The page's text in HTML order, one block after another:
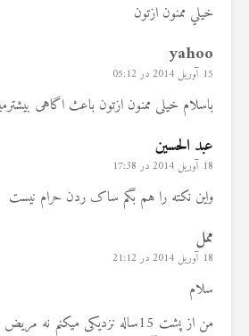
خيلي ممنون ازتون
yahoo
15 آوریل 2014 در 05:12
باسلام خیلی ممنون ازتون باعث اگاهی
عبد الحسین
18 آوریل 2014 در 17:38
واین نکته را هم بگم ساک ردن حرام نیست
ممل
18 آوریل 2014 در 21:12
سلام
من از پشت 15ساله نزدیکی میکنم